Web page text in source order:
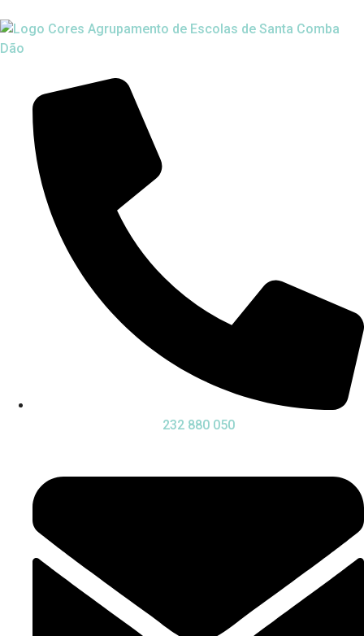
232 880 050